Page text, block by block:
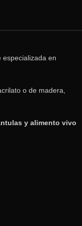
especializada en
o de madera,
y alimento vivo